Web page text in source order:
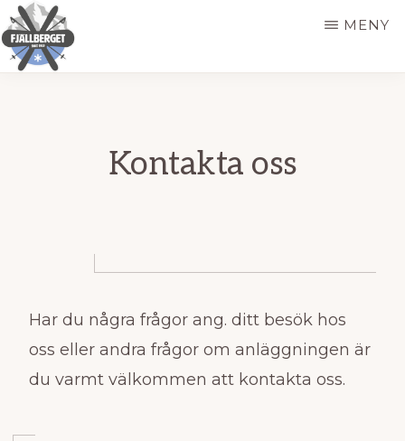
Hoppa
till
huvudinnehåll
MENY
Kontakta oss
Har du några frågor ang. ditt besök hos
oss eller andra frågor om anläggningen är
du varmt välkommen att kontakta oss.